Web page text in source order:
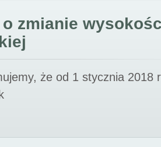
zmianie
że od 1 stycznia 2018